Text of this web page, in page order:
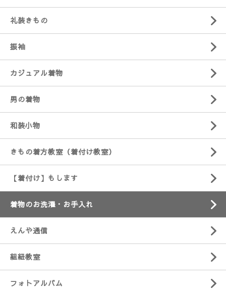
礼装きもの
振袖
カジュアル着物
男の着物
和装小物
きもの着方教室（着付け教室）
【着付け】もします
着物のお洗濯・お手入れ
えんや通信
組紐教室
フォトアルバム